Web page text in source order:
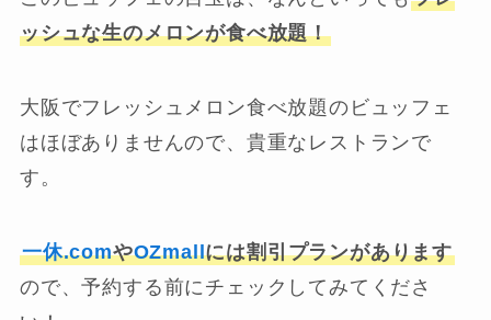
ッシュな生のメロンが食べ放題！
大阪でフレッシュメロン食べ放題のビュッフェ
はほぼありませんので、貴重なレストランで
す。
一休.comやOZmallには割引プランがあります
ので、予約する前にチェックしてみてくださ